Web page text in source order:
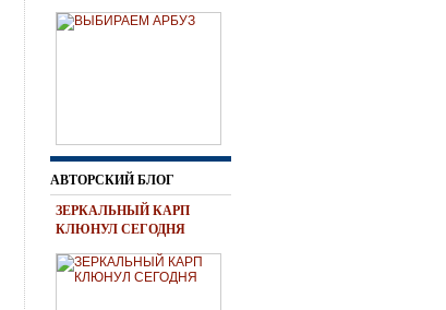
АВТОРСКИЙ БЛОГ
ЗЕРКАЛЬНЫЙ КАРП
КЛЮНУЛ СЕГОДНЯ